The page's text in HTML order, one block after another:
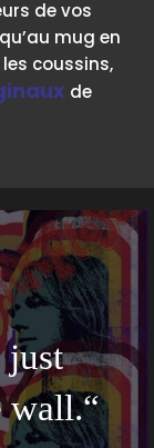
de vos
mug en
coussins,
de
just
wall.“